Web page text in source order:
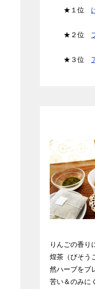
★１位
★２位
★３位
りんごの香り
煌茶（びそう
然ハーブをブ
苦い＆のみに